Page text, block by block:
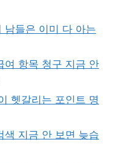
남들은 이미 다 아는
여 항목 청구 지금 안
헷갈리는 포인트 명
색 지금 안 보면 늦습